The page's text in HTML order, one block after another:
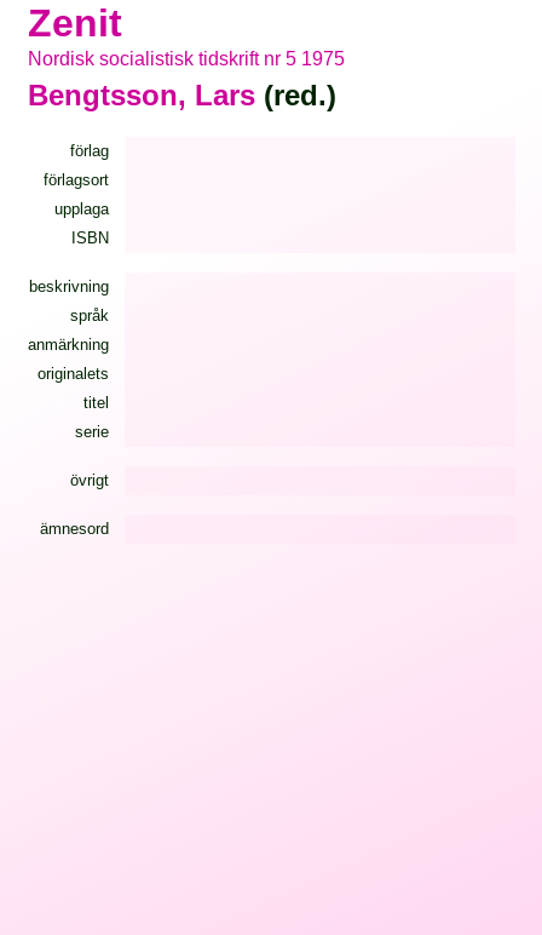
Zenit
Nordisk socialistisk tidskrift nr 5 1975
Bengtsson, Lars(red.)
förlag
förlagsort
upplaga
ISBN
beskrivning
språk
anmärkning
originalets
titel
serie
övrigt
ämnesord